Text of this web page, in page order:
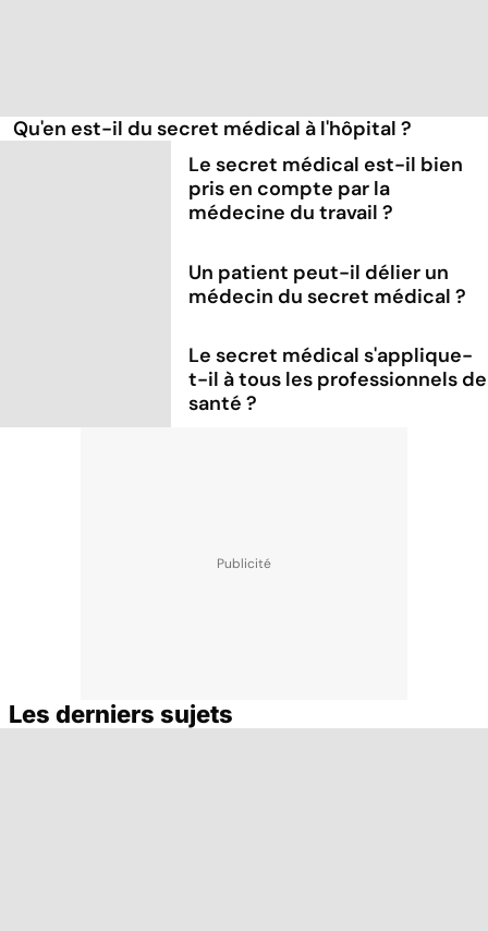
Qu'en est-il du secret médical à l'hôpital ?
Le secret médical est-il bien
pris en compte par la
médecine du travail ?
Un patient peut-il délier un
médecin du secret médical ?
Le secret médical s'applique-
t-il à tous les professionnels de
santé ?
Les derniers sujets